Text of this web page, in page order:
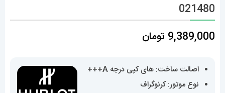
021480
9,389,000 تومان
اصالت ساخت: های کپی درجه A+++
نوع موتور: کرنوگراف